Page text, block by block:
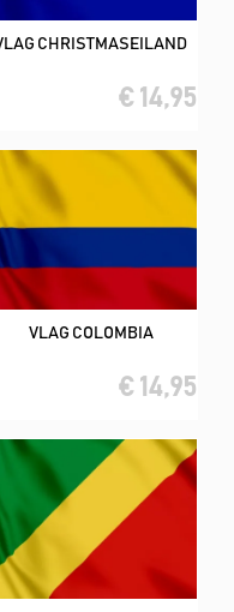
CHRISTMASEILAND
€ 14,95
VLAG COLOMBIA
€ 14,95